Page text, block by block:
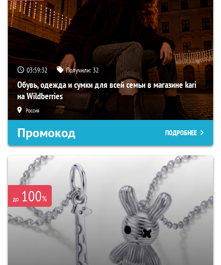
03:59:31 Получили: 32
Обувь, одежда и сумки для всей семьи в магазине kari
на Wildberries
Россия
Промокод ПОДРОБНЕЕ
до 100%